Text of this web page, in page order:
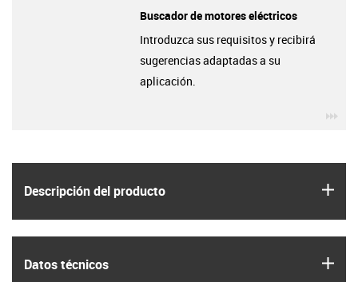
Descripción del producto
Datos técnicos
Buscador de motores eléctricos
Introduzca sus requisitos y recibirá
sugerencias adaptadas a su
aplicación.